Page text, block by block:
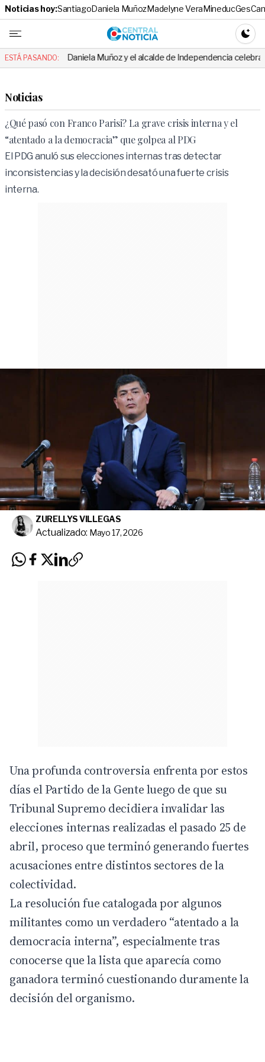
Noticias hoy:SantiagoDaniela MuñozMadelyne VeraMineducGes
Central
ESTÁ PASANDO:
Daniela Muñoz y el alcalde de Independencia celebraron hito: el
Noticias
¿Qué pasó con Franco Parisi? La grave crisis interna y el
“atentado a la democracia” que golpea al PDG
El PDG anuló sus elecciones internas tras detectar
inconsistencias y la decisión desató una fuerte crisis
interna.
ZURELLYS VILLEGAS
Actualizado: Mayo 17, 2026
Una profunda controversia enfrenta por estos
días elPartido de la Genteluego de que su
Tribunal Supremo decidiera invalidar las
elecciones internas realizadas el pasado 25 de
abril, proceso que terminó generando fuertes
acusaciones entre distintos sectores de la
colectividad.
La resolución fue catalogada por algunos
militantes como un verdadero “atentado a la
democracia interna”, especialmente tras
conocerse que la lista que aparecía como
ganadora terminó cuestionando duramente la
decisión del organismo.